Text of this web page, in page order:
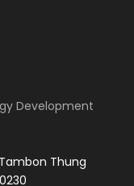
Development
Thung